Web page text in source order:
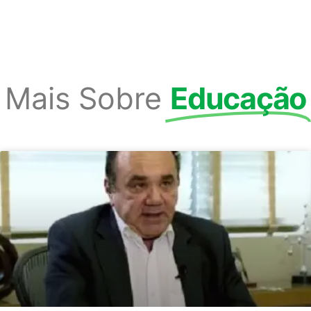
Mais Sobre Educação